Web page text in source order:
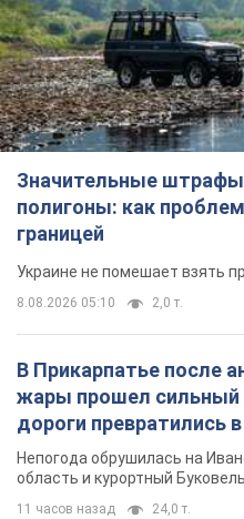
Значительные
полигоны: как
границей
Украине не помешает взять
8.08.2026 05:10 2,0 т.
В Прикарпатье после
жары прошел сильный
дороги превратились
Непогода обрушилась на
область и курортный Буковель
11 часов назад 24,0 т.